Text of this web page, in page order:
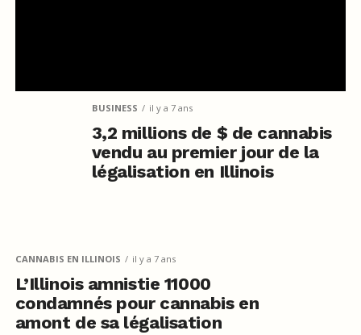
BUSINESS il y a 7 ans
3,2 millions de $ de cannabis
vendu au premier jour de la
légalisation en Illinois
CANNABIS EN ILLINOIS il y a 7 ans
L’Illinois amnistie 11000
condamnés pour cannabis en
amont de sa légalisation